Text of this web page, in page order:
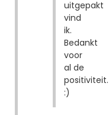
uitgepakt
vind
ik.
Bedankt
voor
al de
positiviteit.
:)